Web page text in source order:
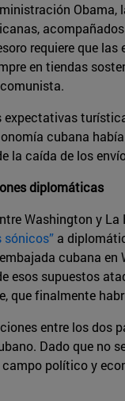
Obama,
requiere que
en tiendas
expectativas
cubana
la caída de los
diplomáticas
Washington y
sónicos” a
cubana en
esos supuestos
que finalmente
entre los dos
Dado que no
campo político y